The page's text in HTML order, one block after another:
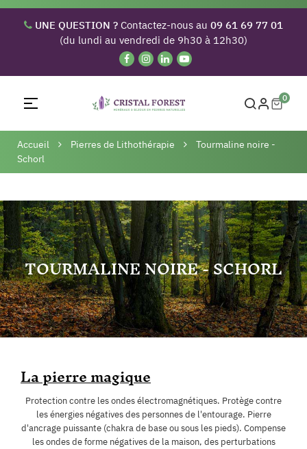
UNE QUESTION ? Contactez-nous au 09 61 69 77 01
(du lundi au vendredi de 9h30 à 12h30)
Basculer
navigation
☰ 0
Accueil Pierres de Lithothérapie
Tourmaline noire -
Schorl
TOURMALINE NOIRE - SCHORL
La pierre magique
Protection contre les ondes électromagnétiques. Protège contre
les énergies négatives des personnes de l'entourage. Pierre
d'ancrage puissante (chakra de base ou sous les pieds). Compense
les ondes de forme négatives de la maison, des perturbations